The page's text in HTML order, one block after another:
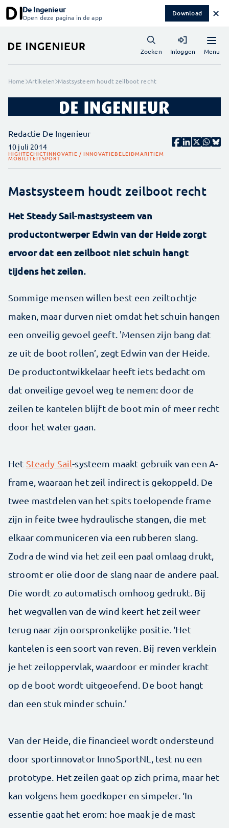
De Ingenieur
Open deze pagina in de app Download ✕
Menu
Zoeken Inloggen
Home Artikelen Mastsysteem houdt zeilboot recht
Redactie De Ingenieur
10 juli 2014
HIGHTECHICTINNOVATIE / INNOVATIEBELEIDMARITIEM
MOBILITEITSPORT
Mastsysteem houdt zeilboot recht
Het Steady Sail-mastsysteem van
productontwerper Edwin van der Heide zorgt
ervoor dat een zeilboot niet schuin hangt
tijdens het zeilen.
Sommige mensen willen best een zeiltochtje
maken, maar durven niet omdat het schuin hangen
een onveilig gevoel geeft. 'Mensen zijn bang dat
ze uit de boot rollen’, zegt Edwin van der Heide.
De productontwikkelaar heeft iets bedacht om
dat onveilige gevoel weg te nemen: door de
zeilen te kantelen blijft de boot min of meer recht
door het water gaan.
Het Steady Sail-systeem maakt gebruik van een A-
frame, waaraan het zeil indirect is gekoppeld. De
twee mastdelen van het spits toelopende frame
zijn in feite twee hydraulische stangen, die met
elkaar communiceren via een rubberen slang.
Zodra de wind via het zeil een paal omlaag drukt,
stroomt er olie door de slang naar de andere paal.
Die wordt zo automatisch omhoog gedrukt. Bij
het wegvallen van de wind keert het zeil weer
terug naar zijn oorspronkelijke positie. ‘Het
kantelen is een soort van reven. Bij reven verklein
je het zeiloppervlak, waardoor er minder kracht
op de boot wordt uitgeoefend. De boot hangt
dan een stuk minder schuin.’
Van der Heide, die financieel wordt ondersteund
door sportinnovator InnoSportNL, test nu een
prototype. Het zeilen gaat op zich prima, maar het
kan volgens hem goedkoper en simpeler. ‘In
essentie gaat het erom: hoe maak je de mast